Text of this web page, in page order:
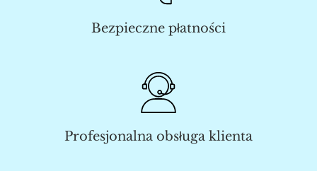
Bezpieczne płatności
Profesjonalna obsługa klienta